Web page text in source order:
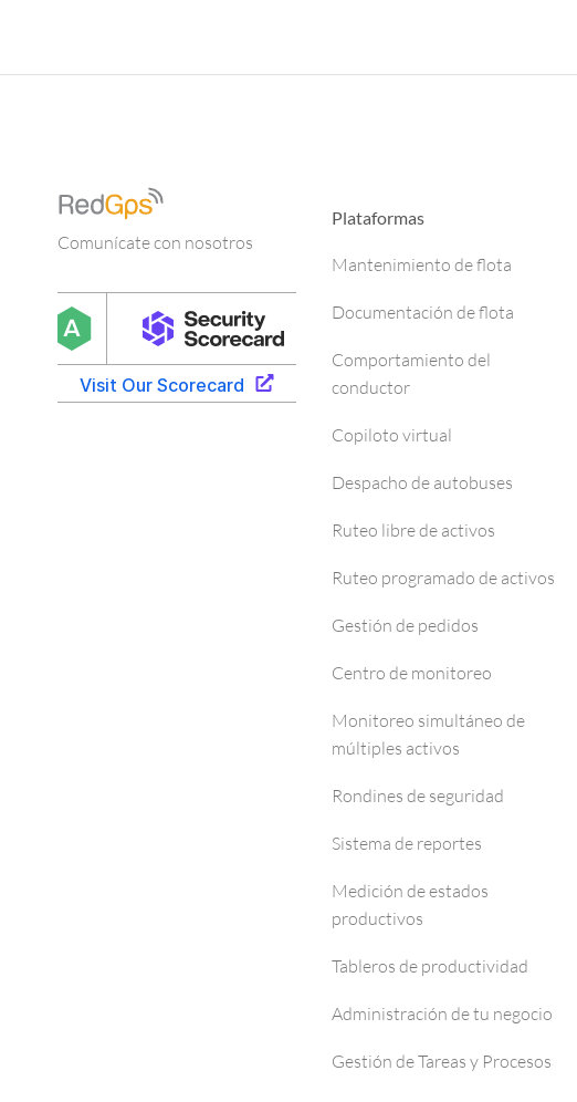
Comunícate con nosotros
Plataformas
Mantenimiento de flota
Documentación de flota
Comportamiento del
conductor
Copiloto virtual
Despacho de autobuses
Ruteo libre de activos
Ruteo programado de activos
Gestión de pedidos
Centro de monitoreo
Monitoreo simultáneo de
múltiples activos
Rondines de seguridad
Sistema de reportes
Medición de estados
productivos
Tableros de productividad
Administración de tu negocio
Gestión de Tareas y Procesos